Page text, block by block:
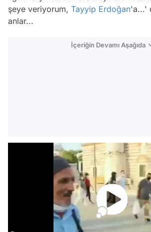
şeye veriyorum, Tayyip Erdoğan'a...'
anlar...
İçeriğin Devamı Aşağıda